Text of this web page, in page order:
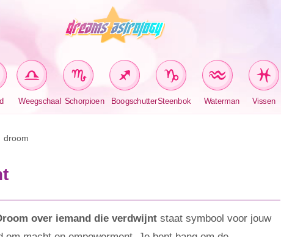
Weegschaal Schorpioen BoogschutterSteenbok Waterman Vissen
droom
over iemand die verdwijntstaat symbool voor jouw